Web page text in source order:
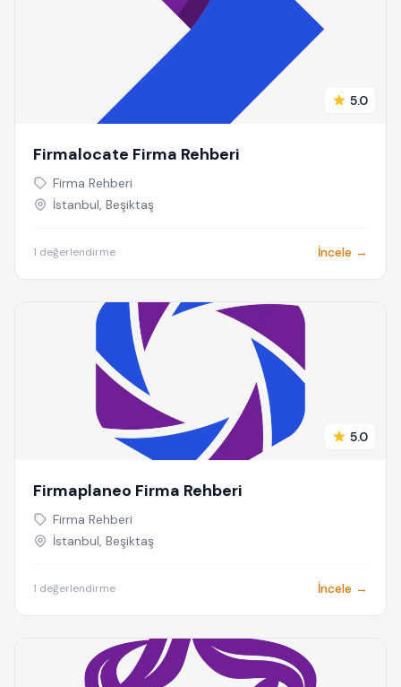
5.0
Firmalocate Firma Rehberi
Firma Rehberi
İstanbul, Beşiktaş
1 değerlendirme İncele →
5.0
Firmaplaneo Firma Rehberi
Firma Rehberi
İstanbul, Beşiktaş
1 değerlendirme İncele →